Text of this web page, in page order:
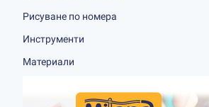
Рисуване по номера
Инструменти
Материали